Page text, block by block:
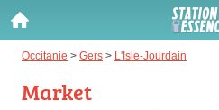
Occitanie > Gers > L'Isle-Jourdain
Market
Gazole :